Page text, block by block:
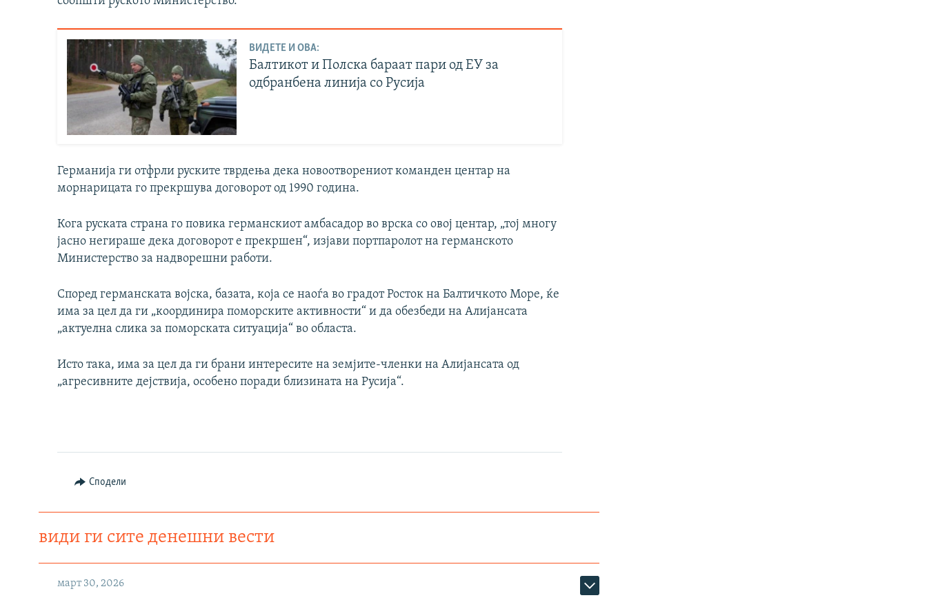
ВИДЕТЕ И ОВА:
Балтикот и Полска бараат пари од ЕУ за
одбранбена линија со Русија
Германија ги отфрли руските тврдења дека новоотворениот команден центар на
морнарицата го прекршува договорот од 1990 година.
Кога руската страна го повика германскиот амбасадор во врска со овој центар, „тој многу
јасно негираше дека договорот е прекршен“, изјави портпаролот на германското
Министерство за надворешни работи.
Според германската војска, базата, која се наоѓа во градот Росток на Балтичкото Море, ќе
има за цел да ги „координира поморските активности“ и да обезбеди на Алијансата
„актуелна слика за поморската ситуација“ во областа.
Исто така, има за цел да ги брани интересите на земјите-членки на Алијансата од
„агресивните дејствија, особено поради близината на Русија“.
Сподели
види ги сите денешни вести
март 30, 2026